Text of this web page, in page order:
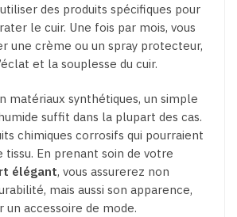
des produits spécifiques pour
le cuir. Une fois par mois, vous
une crème ou un spray protecteur,
et la souplesse du cuir.
matériaux synthétiques, un simple
suffit dans la plupart des cas.
chimiques corrosifs qui pourraient
En prenant soin de votre
élégant, vous assurerez non
mais aussi son apparence,
accessoire de mode.